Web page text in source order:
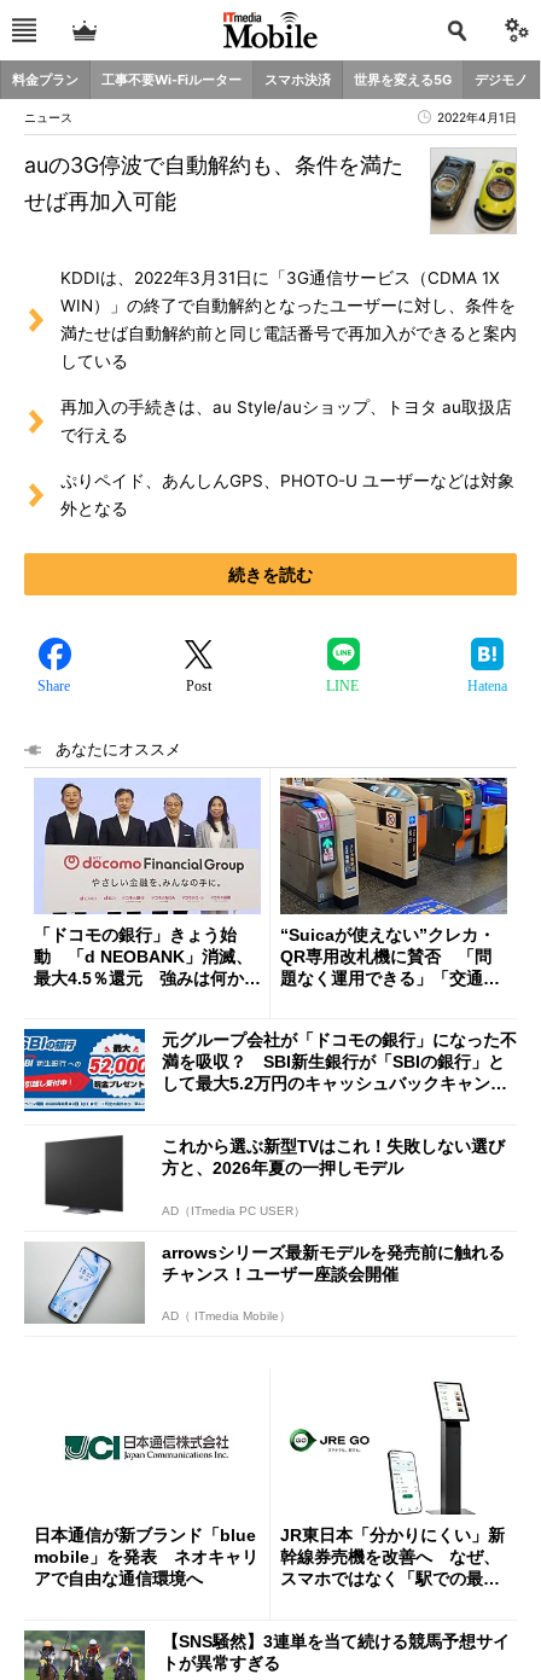
料金プラン 工事不要Wi-Fiルーター スマホ決済 世界を変える5G デジモノ
ニュース 2022年4月1日
auの3G停波で自動解約も、条件を満た
せば再加入可能
KDDIは、2022年3月31日に「3G通信サービス（CDMA 1X
WIN）」の終了で自動解約となったユーザーに対し、条件を
満たせば自動解約前と同じ電話番号で再加入ができると案内
している
再加入の手続きは、au Style/auショップ、トヨタ au取扱店
で行える
ぷりペイド、あんしんGPS、PHOTO-U ユーザーなどは対象
外となる
続きを読む
Share Post LINE Hatena
あなたにオススメ
「ドコモの銀行」きょう始
動 「d NEOBANK」消滅、
最大4.5％還元 強みは何か解
“Suicaが使えない”クレカ・
QR専用改札機に賛否 「問
題なく運用できる」「交通系I
元グループ会社が「ドコモの銀行」になった不
満を吸収？ SBI新生銀行が「SBIの銀行」と
して最大5.2万円のキャッシュバックキャンペ
これから選ぶ新型TVはこれ！失敗しない選び
方と、2026年夏の一押しモデル
AD（ITmedia PC USER）
arrowsシリーズ最新モデルを発売前に触れる
チャンス！ユーザー座談会開催
AD（ ITmedia Mobile）
日本通信が新ブランド「blue
mobile」を発表 ネオキャリ
アで自由な通信環境へ
JR東日本「分かりにくい」新
幹線券売機を改善へ なぜ、
スマホではなく「駅での最短
【SNS騒然】3連単を当て続ける競馬予想サイ
トが異常すぎる